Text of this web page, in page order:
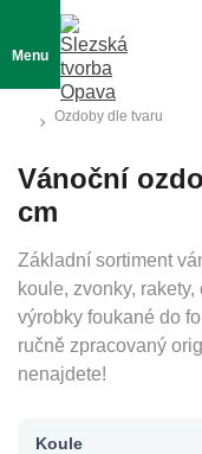
Menu
Ozdoby dle tvaru
Vánoční
cm
Základní sortiment
koule, zvonky,
výrobky foukané do
ručně zpracovaný
nenajdete!
Koule